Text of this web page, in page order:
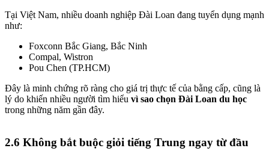
Tại Việt Nam, nhiều doanh nghiệp Đài Loan đang tuyển dụng mạnh
như:
Foxconn Bắc Giang, Bắc Ninh
Compal, Wistron
Pou Chen (TP.HCM)
Đây là minh chứng rõ ràng cho giá trị thực tế của bằng cấp, cũng là
lý do khiến nhiều người tìm hiểu vì sao chọn Đài Loan du học
trong những năm gần đây.
2.6 Không bắt buộc giỏi tiếng Trung ngay từ đầu